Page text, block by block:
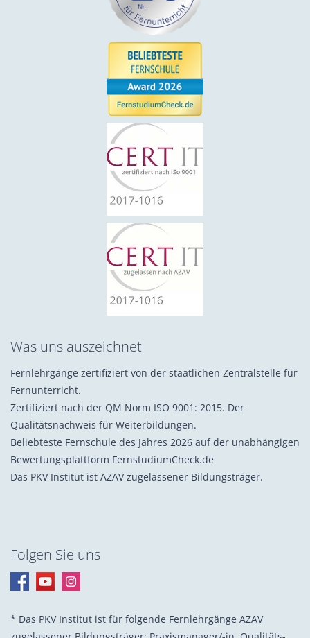
Was uns auszeichnet
Fernlehrgänge zertifiziert von der staatlichen Zentralstelle für
Fernunterricht.
Zertifiziert nach der QM Norm ISO 9001: 2015. Der
Qualitätsnachweis für Weiterbildungen.
Beliebteste Fernschule des Jahres 2026 auf der unabhängigen
Bewertungsplattform FernstudiumCheck.de
Das PKV Institut ist AZAV zugelassener Bildungsträger.
Folgen Sie uns
* Das PKV Institut ist für folgende Fernlehrgänge AZAV